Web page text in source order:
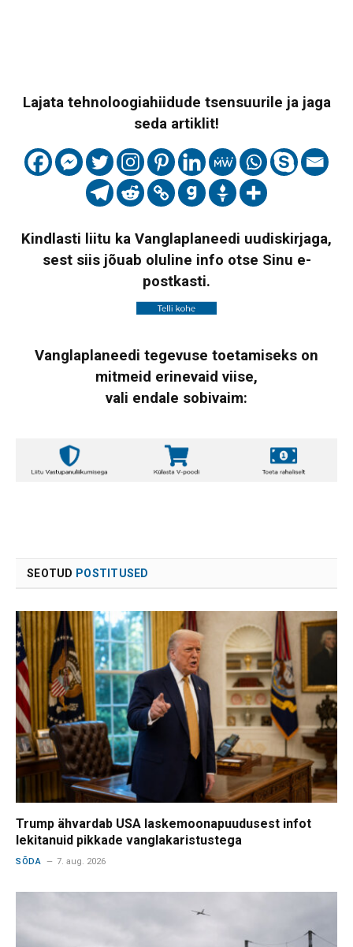
Lajata tehnoloogiahiidude tsensuurile ja jaga
seda artiklit!
Kindlasti liitu ka Vanglaplaneedi uudiskirjaga,
sest siis jõuab oluline info otse Sinu e-
postkasti.
Vanglaplaneedi tegevuse toetamiseks on
mitmeid erinevaid viise,
vali endale sobivaim:
SEOTUD POSTITUSED
Trump ähvardab USA laskemoonapuudusest infot
lekitanuid pikkade vanglakaristustega
SÕDA 7. aug. 2026